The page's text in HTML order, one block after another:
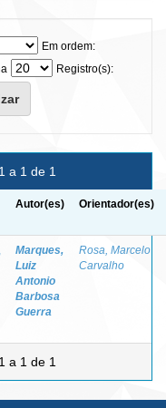
Em ordem:
Registro(s):
a 1 de 1
Autor(es) Orientador(es)
Marques,
Luiz
Antonio
Barbosa
Guerra
Rosa, Marcelo
Carvalho
a 1 de 1